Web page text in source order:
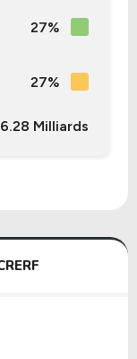
27%
27%
Milliards